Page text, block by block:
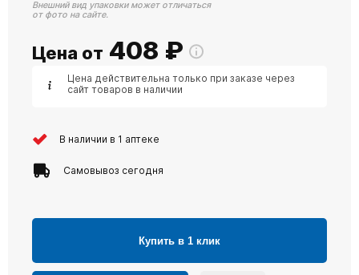
Внешний вид упаковки может отличаться
от фото на сайте.
Цена от 408 ₽
Цена действительна только при заказе через
сайт товаров в наличии
В наличии в 1 аптеке
Самовывоз сегодня
Купить в 1 клик